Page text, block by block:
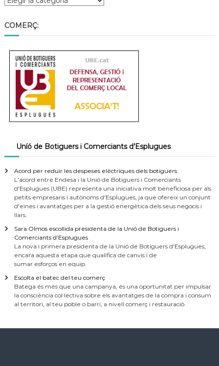
COMERÇ:
Uníó de Botiguers i Comerciants d’Esplugues
Acord per reduir les despeses elèctriques dels botiguers
L'acord entre Endesa i la Unió de Botiguers i Comerciants
d'Esplugues (UBE) representa una iniciativa molt beneficiosa per als
petits empresaris i autònoms d'Esplugues, ja que ofereix un conjunt
d'eines i avantatges per a la gestió energètica dels seus negocis i
llars.
Sara Olmos escollida presidenta de la Unió de Botiguers i
Comerciants d’Esplugues
La nova i primera presidenta de la Unió de Botiguers d'Esplugues,
encara aquesta etapa que qualifica de canvis i de
sumar esforços en equip.
Escolta el batec del teu comerç
Batega és més que una campanya, és una oportunitat per impulsar
la consciència col·lectiva sobre els avantatges de la compra i consum
al territori, al teu poble o barri, a nivell comerç i restauració.